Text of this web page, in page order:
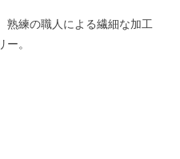
熟練の職人による繊細な加工
。